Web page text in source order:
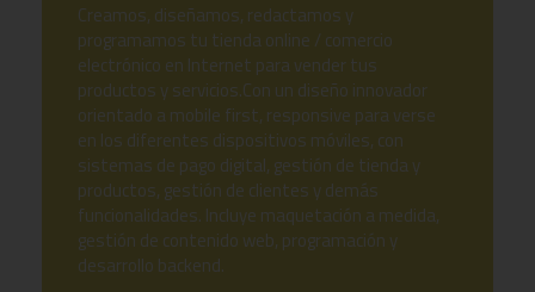
Creamos, diseñamos, redactamos y
programamos tu tienda online / comercio
electrónico en Internet para vender tus
productos y servicios.Con un diseño innovador
orientado a mobile first, responsive para verse
en los diferentes dispositivos móviles, con
sistemas de pago digital, gestión de tienda y
productos, gestión de clientes y demás
funcionalidades. Incluye maquetación a medida,
gestión de contenido web, programación y
desarrollo backend.